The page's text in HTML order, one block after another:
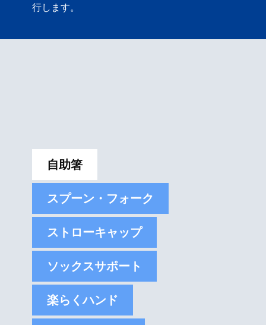
行します。
自助箸
スプーン・フォーク
ストローキャップ
ソックスサポート
楽らくハンド